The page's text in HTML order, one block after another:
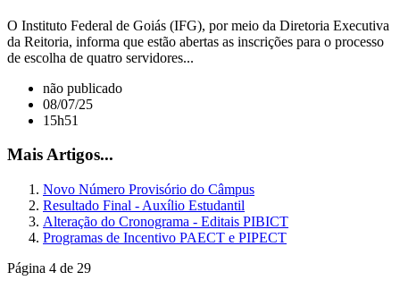
O Instituto Federal de Goiás (IFG), por meio da Diretoria Executiva
da Reitoria, informa que estão abertas as inscrições para o processo
de escolha de quatro servidores...
não publicado
08/07/25
15h51
Mais Artigos...
Novo Número Provisório do Câmpus
Resultado Final - Auxílio Estudantil
Alteração do Cronograma - Editais PIBICT
Programas de Incentivo PAECT e PIPECT
Página 4 de 29